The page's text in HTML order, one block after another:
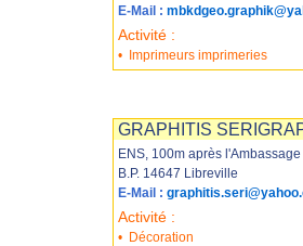
E-Mail :
Activité :
• Imprimeurs imprimeries
GRAPHITIS
ENS, 100m après
B.P. 14647 Libreville
E-Mail :
Activité :
• Décoration